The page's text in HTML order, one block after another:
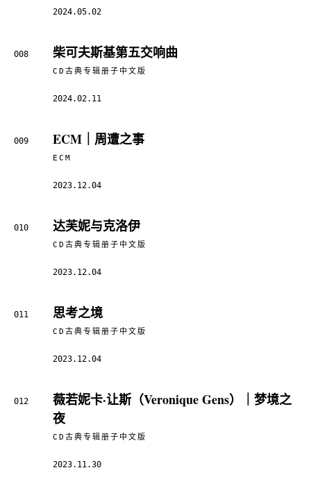
2024.05.02
008 柴可夫斯基第五交响曲
CD古典专辑册子中文版
2024.02.11
009 ECM｜周遭之事
ECM
2023.12.04
010 达芙妮与克洛伊
CD古典专辑册子中文版
2023.12.04
011 思考之境
CD古典专辑册子中文版
2023.12.04
012
薇若妮卡·让斯（Veronique Gens）｜梦境之
夜
CD古典专辑册子中文版
2023.11.30